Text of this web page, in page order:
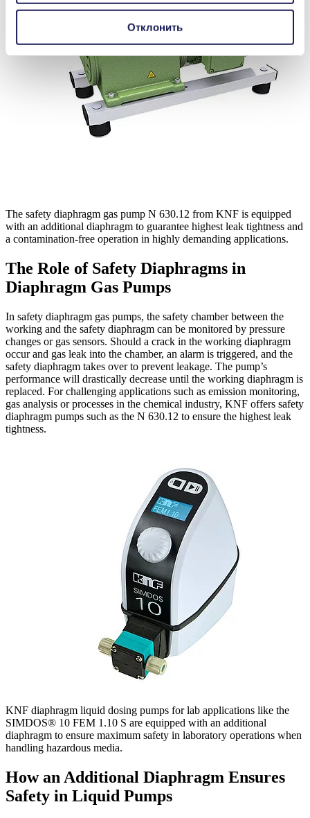
Отклонить
The safety diaphragm gas pump N 630.12 from KNF is equipped
with an additional diaphragm to guarantee highest leak tightness and
a contamination-free operation in highly demanding applications.
The Role of Safety Diaphragms in
Diaphragm Gas Pumps
In safety diaphragm gas pumps, the safety chamber between the
working and the safety diaphragm can be monitored by pressure
changes or gas sensors. Should a crack in the working diaphragm
occur and gas leak into the chamber, an alarm is triggered, and the
safety diaphragm takes over to prevent leakage. The pump’s
performance will drastically decrease until the working diaphragm is
replaced. For challenging applications such as emission monitoring,
gas analysis or processes in the chemical industry, KNF offers safety
diaphragm pumps such as the N 630.12 to ensure the highest leak
tightness.
KNF diaphragm liquid dosing pumps for lab applications like the
SIMDOS® 10 FEM 1.10 S are equipped with an additional
diaphragm to ensure maximum safety in laboratory operations when
handling hazardous media.
How an Additional Diaphragm Ensures
Safety in Liquid Pumps